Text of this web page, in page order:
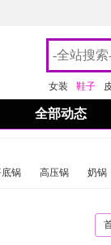
女装 鞋子
全部动态
锅 高压锅 奶锅